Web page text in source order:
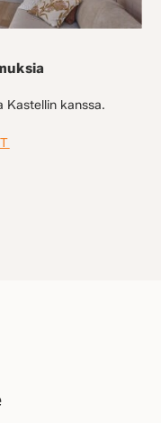
Kastellin kanssa.